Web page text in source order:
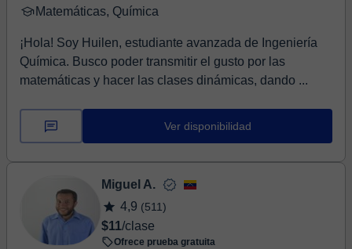
Matemáticas, Química
¡Hola! Soy Huilen, estudiante avanzada de Ingeniería
Química. Busco poder transmitir el gusto por las
matemáticas y hacer las clases dinámicas, dando ...
Ver disponibilidad
Miguel A.
4,9 (511)
$11/clase
Ofrece prueba gratuita